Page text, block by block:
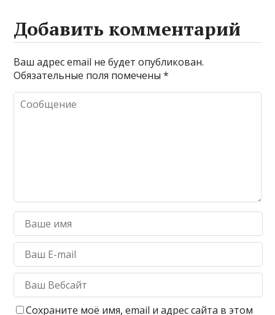
Добавить комментарий
Ваш адрес email не будет опубликован.
Обязательные поля помечены*
Сохраните моё имя, email и адрес сайта в этом